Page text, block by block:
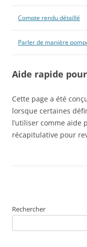
Compte rendu détaillé
Parler de manière
Aide rapide
Cette page a été
lorsque certaines
l’utiliser comme aide
récapitulative pour
Rechercher